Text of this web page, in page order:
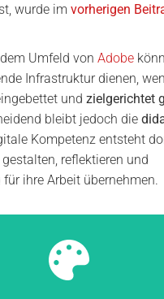
wurde im vorherigen
Umfeld von Adobe
Infrastruktur dienen,
und zielgerichtet
bleibt jedoch die
Kompetenz entsteht
reflektieren und
ihre Arbeit übernehmen.
Jetzt inspirieren lassen